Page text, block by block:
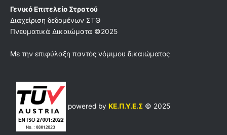
Γενικό Επιτελείο Στρατού
Διαχείριση δεδομένων ΣΤΘ
Πνευματικά Δικαιώματα ©2025
Με την επιφύλαξη παντός νόμιμου δικαιώματος
powered by ΚΕ.Π.Υ.Ε.Σ © 2025